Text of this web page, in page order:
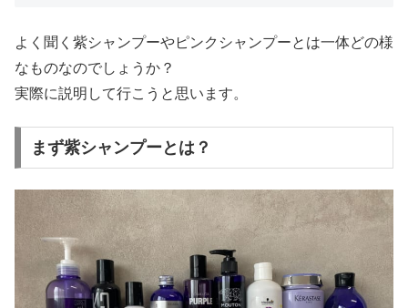
よく聞く紫シャンプーやピンクシャンプーとは一体どの様
なものなのでしょうか？
実際に説明して行こうと思います。
まず紫シャンプーとは？